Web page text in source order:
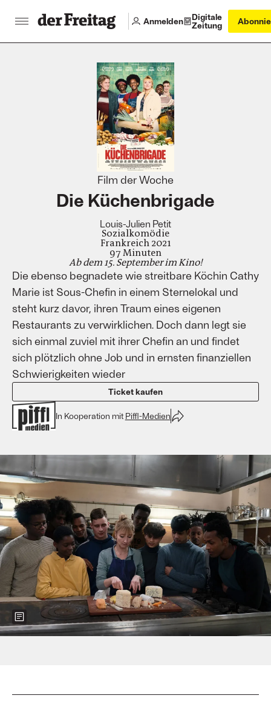
Anmelden
Digitale
Zeitung
Film der Woche
Die Küchenbrigade
Louis-Julien Petit
Sozialkomödie
Frankreich 2021
97 Minuten
Ab dem 15. September im Kino!
Die ebenso begnadete wie streitbare Köchin Cathy
Marie ist Sous-Chefin in einem Sternelokal und
steht kurz davor, ihren Traum eines eigenen
Restaurants zu verwirklichen. Doch dann legt sie
sich einmal zuviel mit ihrer Chefin an und findet
sich plötzlich ohne Job und in ernsten finanziellen
Schwierigkeiten wieder
Ticket kaufen
In Kooperation mit Piffl-Medien
Show more information about the image